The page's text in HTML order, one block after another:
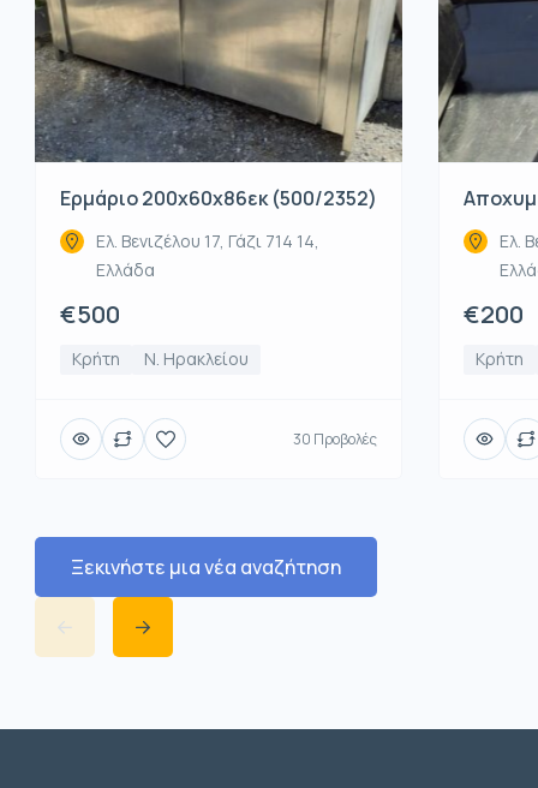
Ερμάριο 200x60x86εκ (500/2352)
Ελ. Βενιζέλου 17, Γάζι 714 14,
Ελλάδα
€500
Κρήτη Ν. Ηρακλείου
30 Προβολές
Ελ.
€200
Κρήτη
Ξεκινήστε μια νέα αναζήτηση